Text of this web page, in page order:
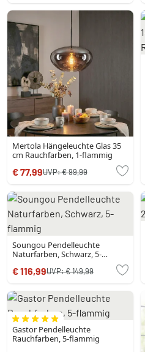
Mertola Hängeleuchte Glas 35
cm Rauchfarben, 1-flammig
€ 77,99UVP:€ 99,99
Soungou Pendelleuchte
Naturfarben, Schwarz, 5-
€ 116,99UVP:€ 149,99
Gastor Pendelleuchte
Rauchfarben, 5-flammig